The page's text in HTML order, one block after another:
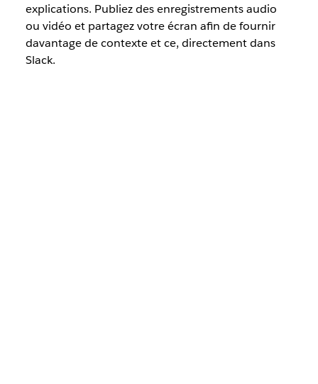
explications. Publiez des enregistrements audio
ou vidéo et partagez votre écran afin de fournir
davantage de contexte et ce, directement dans
Slack.